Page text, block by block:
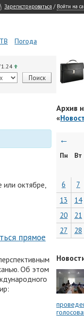
Зарегистрироваться / Войти на
Погода
или октябре,
прямое
Об этом
Архив
«
←
Пн Вт
6
7
13
14
20
21
27
28